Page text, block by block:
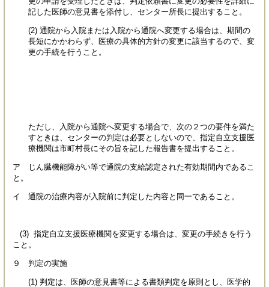
記した医師の意見書を添付し、センター所長に提出すること。
(2) 通院から入院または入院から通院へ変更する場合は、期間の
長短にかかわらず、医療の具体的方針の変更に該当するので、変
更の手続を行うこと。
ただし、入院から通院へ変更する場合で、次の２つの要件を満た
すときは、センターの判定は必要としないので、指定自立支援医
療機関は市町村長にその旨を記した報告書を提出すること。
ア じん臓機能障がい等で通院の支給認定された有効期間内であるこ
と。
イ 通院の治療内容が入院前に判定した内容と同一であること。
(3) 指定自立支援医療機関を変更する場合は、変更の手続きを行う
こと。
９ 判定の実施
(1) 判定は、医師の意見書等による書類判定を原則とし、医学的